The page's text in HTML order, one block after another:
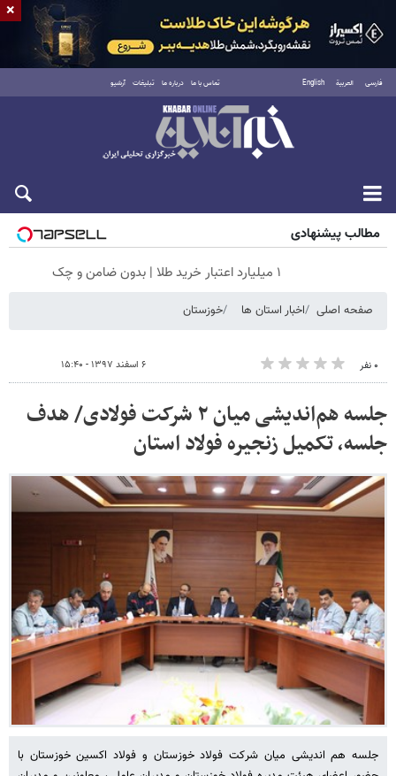
فارسی العربية English تماس با ما درباره ما تبلیغات آرشیو
جمعه ۱۶ مرداد ۱۴۰۵
مطالب پیشنهادی
۱ میلیارد اعتبار خرید طلا | بدون ضامن و چک
صفحه اصلی اخبار استان ها خوزستان
۰ نفر ۶ اسفند ۱۳۹۷ - ۱۵:۴۰
جلسه هم‌اندیشی میان ۲ شرکت فولادی/ هدف
جلسه، تکمیل زنجیره فولاد استان
جلسه هم اندیشی میان شرکت فولاد خوزستان و فولاد اکسین خوزستان با
×